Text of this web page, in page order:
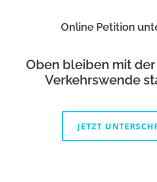
Online Petition
Oben bleiben mit
Verkehrswende
JETZT